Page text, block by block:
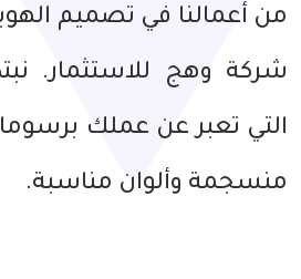
من أعمالنا في تصميم
شركة وهج للاستثمار.
التي تعبر عن عملك
منسجمة وألوان مناسبة.